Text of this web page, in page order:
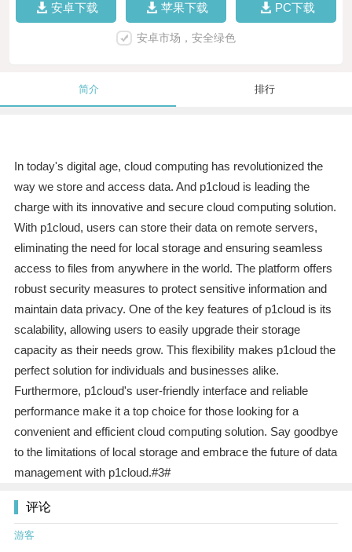
安卓下载 苹果下载 PC下载
安卓市场，安全绿色
简介 排行
In today's digital age, cloud computing has revolutionized the
way we store and access data. And p1cloud is leading the
charge with its innovative and secure cloud computing solution.
With p1cloud, users can store their data on remote servers,
eliminating the need for local storage and ensuring seamless
access to files from anywhere in the world. The platform offers
robust security measures to protect sensitive information and
maintain data privacy. One of the key features of p1cloud is its
scalability, allowing users to easily upgrade their storage
capacity as their needs grow. This flexibility makes p1cloud the
perfect solution for individuals and businesses alike.
Furthermore, p1cloud's user-friendly interface and reliable
performance make it a top choice for those looking for a
convenient and efficient cloud computing solution. Say goodbye
to the limitations of local storage and embrace the future of data
management with p1cloud.#3#
评论
游客